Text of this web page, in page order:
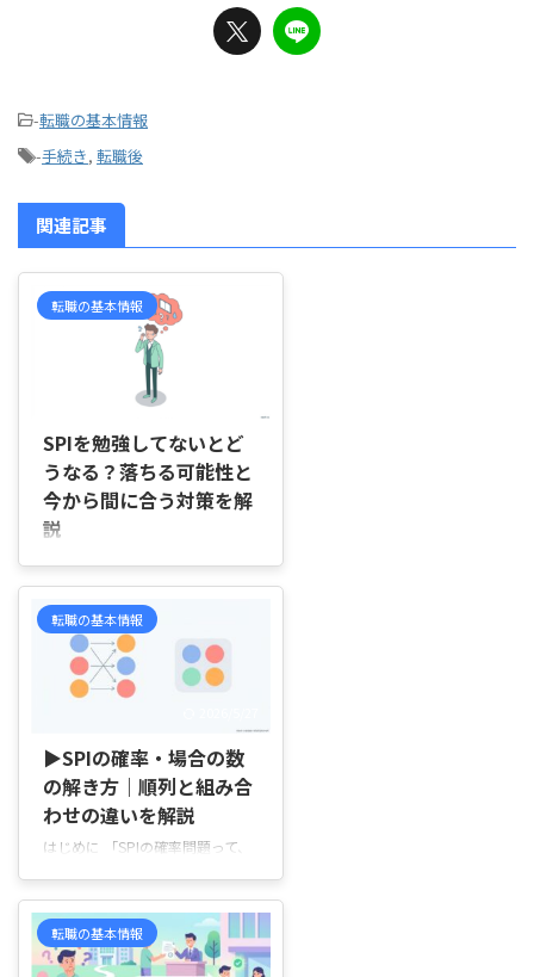
-転職の基本情報
-手続き, 転職後
関連記事
転職の基本情報
SPIを勉強してないとど
うなる？落ちる可能性と
今から間に合う対策を解
説
はじめに 「SPIって勉強していな
いと落ちるの？」「選考が近いの
に、まだ何も対策できていなくて
不安…」 そんなふうに、何から
始めればいいか分からないまま、
受験日だけが近づいてきて迷って
いませんか。SPIは学校のテスト
とは少し違い、出題のパターンや
時間配分に慣れていないと、本来
の力を出しにくい試験です。 た
だ、何もしていない状態でも、今
から少しだけ対策するだけで受け
やすさはかなり変わります。この
けるとどうなりやすいのか、今か
らなら何を優先すればよいのか
を、順を追ってやさしく説明 ...
転職の基本情報
▶SPIの確率・場合の数
の解き方｜順列と組み合
わせの違いを解説
はじめに 「SPIの確率問題って、
らなくて、毎回迷ってしまう…」
と悩んでいませんか。 たとえ
ば、SPIの問題集を解いていて、
転職の基本情報